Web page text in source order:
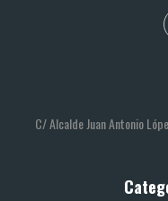
C/ Alcalde Juan Antonio